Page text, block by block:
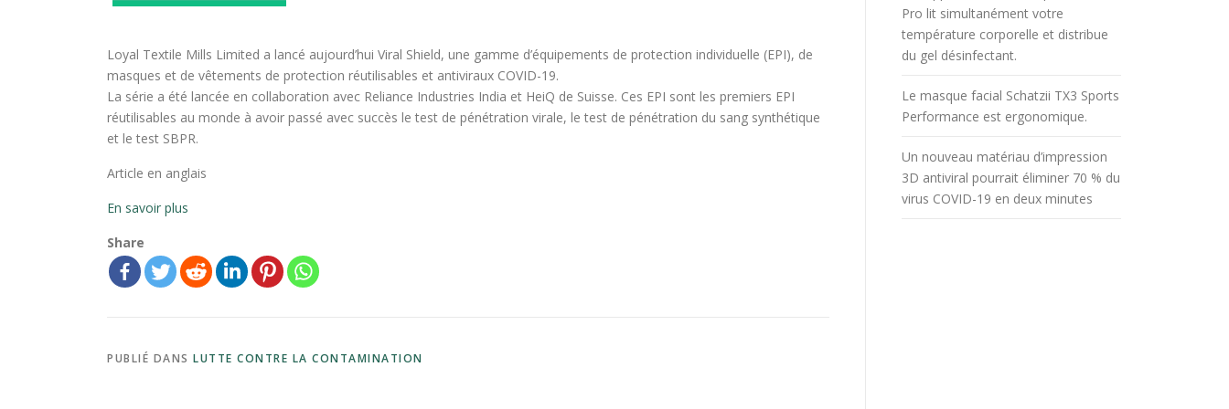
Loyal Textile Mills Limited a lancé aujourd’hui Viral Shield, une gamme d’équipements de protection individuelle (EPI), de
masques et de vêtements de protection réutilisables et antiviraux COVID-19.
La série a été lancée en collaboration avec Reliance Industries India et HeiQ de Suisse. Ces EPI sont les premiers EPI
réutilisables au monde à avoir passé avec succès le test de pénétration virale, le test de pénétration du sang synthétique
et le test SBPR.
Article en anglais
En savoir plus
Share
PUBLIÉ DANS LUTTE CONTRE LA CONTAMINATION
Pro lit simultanément votre
température corporelle et distribue
du gel désinfectant.
Le masque facial Schatzii TX3 Sports
Performance est ergonomique.
Un nouveau matériau d’impression
3D antiviral pourrait éliminer 70 % du
virus COVID-19 en deux minutes